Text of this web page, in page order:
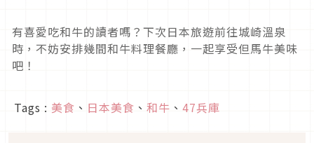
有喜愛吃和牛的讀者嗎？下次日本旅遊前往城崎溫泉
時，不妨安排幾間和牛料理餐廳，一起享受但馬牛美味
吧！
Tags : 美食 、 日本美食 、 和牛 、 47兵庫